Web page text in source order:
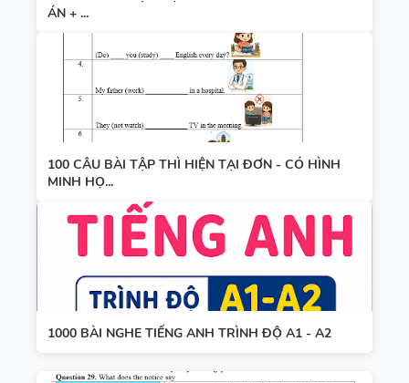
ÁN + ...
100 CÂU BÀI TẬP THÌ HIỆN TẠI ĐƠN - CÓ HÌNH
MINH HỌ...
1000 BÀI NGHE TIẾNG ANH TRÌNH ĐỘ A1 - A2